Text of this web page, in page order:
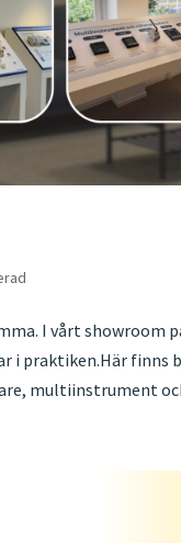
I vårt showroom
i praktiken.Här finns
multiinstrument